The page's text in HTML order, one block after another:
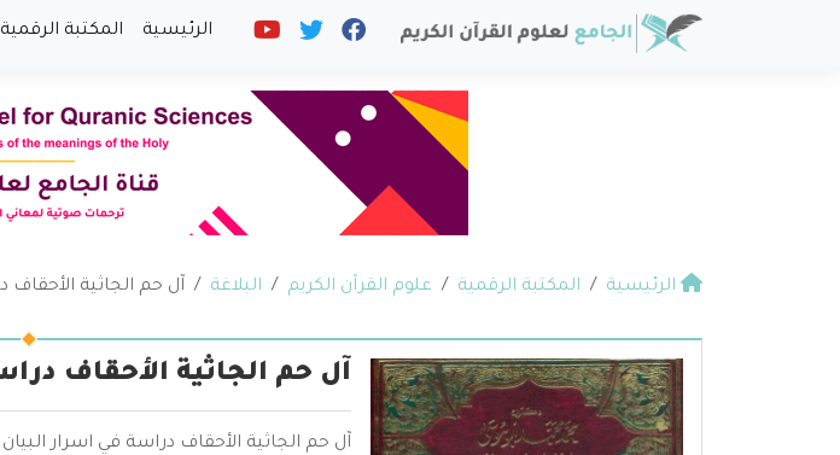
الرئيسية المكتبة الرقمية
الرئيسية المكتبة الرقمية علوم القرآن الكريم البلاغة آل حم الجاثية الأحقاف
آل حم الجاثية الأحقاف
آل حم الجاثية الأحقاف دراسة في اسرار